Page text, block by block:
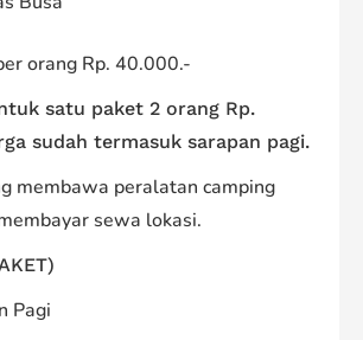
orang Rp. 40.000.-
satu paket 2 orang Rp.
sudah termasuk sarapan pagi.
membawa peralatan camping
sewa lokasi.
Pagi